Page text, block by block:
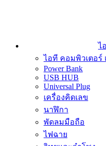
ไ
ไอที คอมพิวเตอร์
Power Bank
USB HUB
Universal Plug
เครื่องคิดเลข
นาฬิกา
พัดลมมือถือ
ไฟฉาย